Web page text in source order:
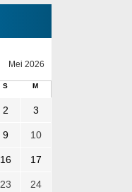
Mei 2026
S M
2 3
9 10
16 17
23 24